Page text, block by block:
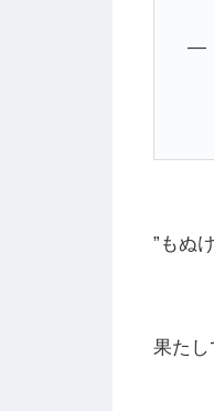
—
”もぬ
果たし